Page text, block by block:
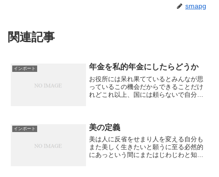
smapg
関連記事
インポート 年金を私的年金にしたらどうか
お役所には呆れ果てているとみんなが思
っているこの機会だからできることだけ
れどこれ以上、国には頼らないで自分で
できるのではないかそれと...
インポート 美の定義
美は人に反省をせまり人を変える自分も
また美しく生きたいと願うに至る必然的
にあっという間にまたはじわじわと知ら